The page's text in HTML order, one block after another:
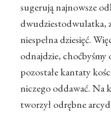
sugerują najnowsze
dwudziestodwulatka,
niespełna dziesięć.
odnajdzie, choćbyśmy
pozostałe kantaty
niczego oddawać. Na
tworzył odrębne